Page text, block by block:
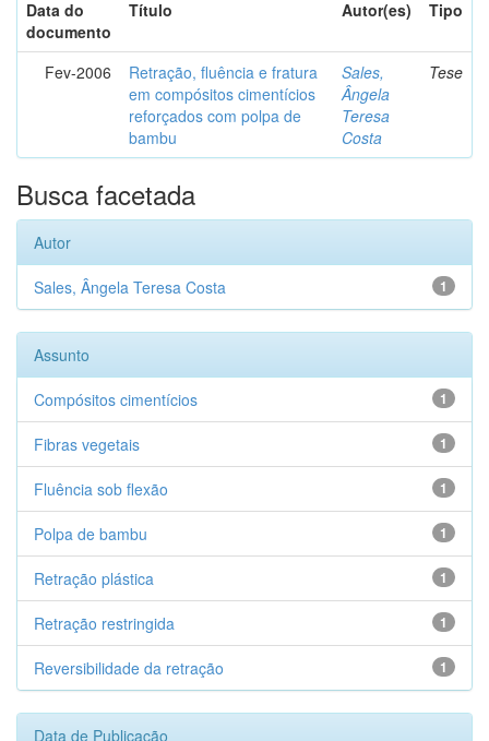
Data do
documento
Título Autor(es) Tipo
Fev-2006
Retração, fluência e fratura
em compósitos cimentícios
reforçados com polpa de
bambu
Sales,
Ângela
Teresa
Costa
Tese
Busca facetada
Autor
1
Sales, Ângela Teresa Costa
Assunto
1
Compósitos cimentícios
1
Fibras vegetais
1
Fluência sob flexão
1
Polpa de bambu
1
Retração plástica
1
Retração restringida
1
Reversibilidade da retração
Data de Publicação